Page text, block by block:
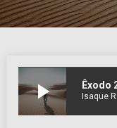
play_arrow Isaque